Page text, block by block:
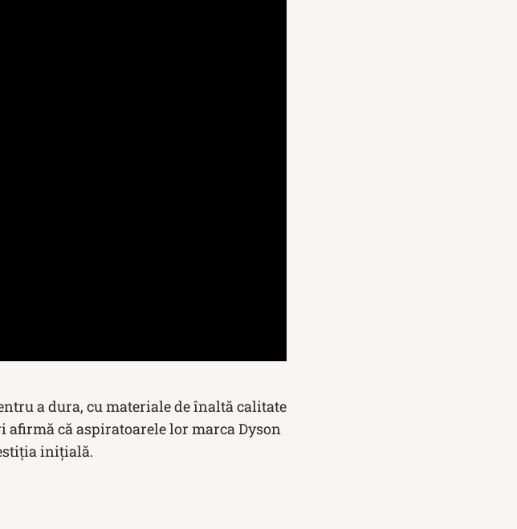
a dura, cu materiale de înaltă calitate
că aspiratoarele lor marca Dyson
inițială.